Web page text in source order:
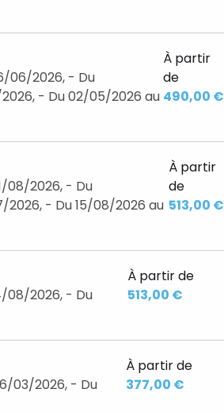
06/2026, - Du
- Du 02/05/2026 au
À partir
de
490,00 €
08/2026, - Du
- Du 15/08/2026 au
À partir
de
513,00 €
08/2026, - Du
À partir de
513,00 €
03/2026, - Du
À partir de
377,00 €